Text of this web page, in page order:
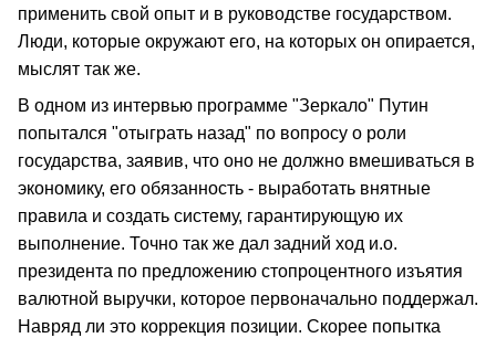
применить свой опыт и в руководстве государством.
Люди, которые окружают его, на которых он опирается,
мыслят так же.
В одном из интервью программе "Зеркало" Путин
попытался "отыграть назад" по вопросу о роли
государства, заявив, что оно не должно вмешиваться в
экономику, его обязанность - выработать внятные
правила и создать систему, гарантирующую их
выполнение. Точно так же дал задний ход и.о.
президента по предложению стопроцентного изъятия
валютной выручки, которое первоначально поддержал.
Навряд ли это коррекция позиции. Скорее попытка